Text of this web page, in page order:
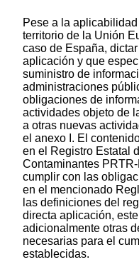
Pese a la
territorio de la Unión
caso de España,
aplicación y que
suministro de
administraciones
obligaciones de
actividades objeto de
a otras nuevas
el anexo I. El
en el Registro Estatal
Contaminantes
cumplir con las
en el mencionado
las definiciones del
directa aplicación,
adicionalmente otras
necesarias para el
establecidas.